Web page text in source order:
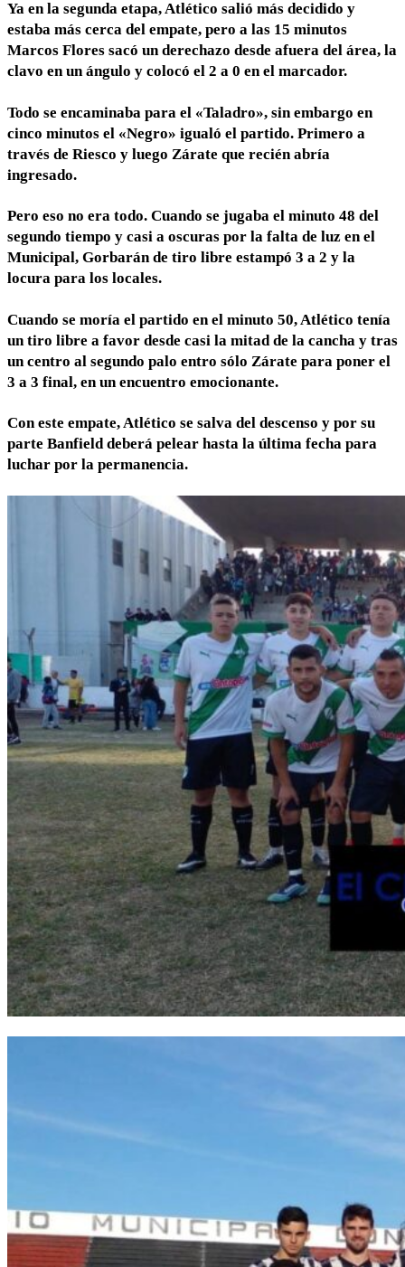
Ya en la segunda etapa, Atlético salió más decidido y
estaba más cerca del empate, pero a las 15 minutos
Marcos Flores sacó un derechazo desde afuera del área, la
clavo en un ángulo y colocó el 2 a 0 en el marcador.
Todo se encaminaba para el «Taladro», sin embargo en
cinco minutos el «Negro» igualó el partido. Primero a
través de Riesco y luego Zárate que recién abría
ingresado.
Pero eso no era todo. Cuando se jugaba el minuto 48 del
segundo tiempo y casi a oscuras por la falta de luz en el
Municipal, Gorbarán de tiro libre estampó 3 a 2 y la
locura para los locales.
Cuando se moría el partido en el minuto 50, Atlético tenía
un tiro libre a favor desde casi la mitad de la cancha y tras
un centro al segundo palo entro sólo Zárate para poner el
3 a 3 final, en un encuentro emocionante.
Con este empate, Atlético se salva del descenso y por su
parte Banfield deberá pelear hasta la última fecha para
luchar por la permanencia.